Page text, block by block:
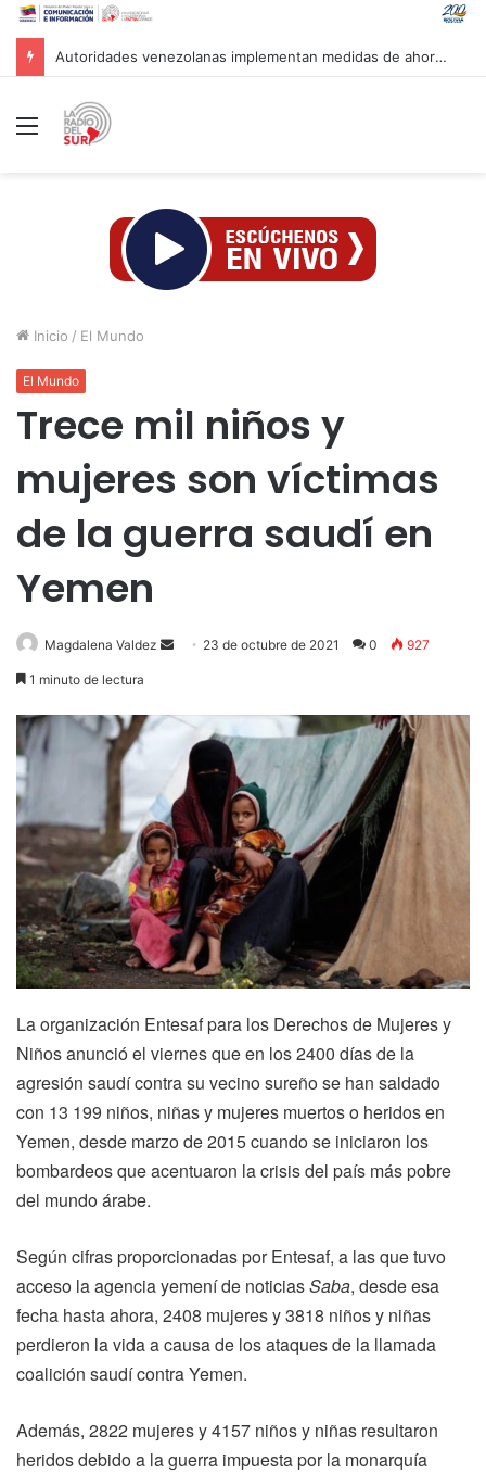
Marca País y Hotel Cayena se unen en favor de lo hecho en Venezuela
Menú
Inicio / El Mundo
El Mundo
Trece mil niños y
mujeres son víctimas
de la guerra saudí en
Yemen
Magdalena Valdez
Send 23 de octubre de 2021 0 927
1 minuto de lectura
La organización Entesaf para los Derechos de Mujeres y
Niños anunció el viernes queen los 2400 días de la
agresión saudí contra su vecino sureño se han saldado
con 13 199 niños, niñasy mujeres muertos o heridos en
Yemen, desde marzo de 2015 cuando se iniciaron los
bombardeos que acentuaron la crisis del país más pobre
del mundo árabe.
Según cifras proporcionadas por Entesaf, a las que tuvo
acceso la agencia yemení de noticiasSaba, desde esa
fecha hasta ahora, 2408 mujeres y 3818 niñosy niñas
perdieron la vida a causa de los ataques de la llamada
coalición saudí contra Yemen.
Además, 2822 mujeres y 4157 niños y niñas resultaron
heridos debido a la guerra impuesta por la monarquía